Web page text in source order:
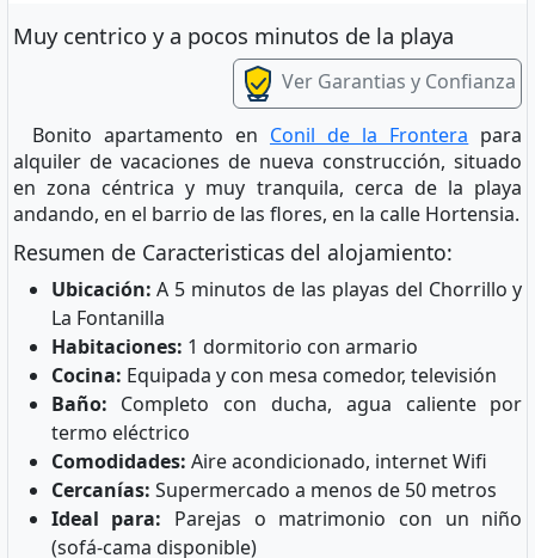
Muy centrico y a pocos minutos de la playa
Ver Garantias y Confianza
Bonito apartamento en Conil de la Frontera para
alquiler de vacaciones de nueva construcción, situado
en zona céntrica y muy tranquila, cerca de la playa
andando, en el barrio de las flores, en la calle Hortensia.
Resumen de Caracteristicas del alojamiento:
Ubicación:A 5 minutos de las playas del Chorrillo y
La Fontanilla
Habitaciones: 1 dormitorio con armario
Cocina: Equipada y con mesa comedor, televisión
Baño: Completo con ducha, agua caliente por
termo eléctrico
Comodidades: Aire acondicionado, internet Wifi
Cercanías: Supermercado a menos de 50 metros
Ideal para: Parejas o matrimonio con un niño
(sofá-cama disponible)